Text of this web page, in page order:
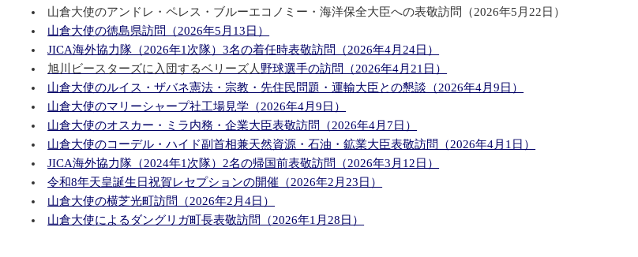
山倉大使のアンドレ・ペレス・ブルーエコノミー・海洋保全大臣への表敬訪問（2026年5月22日）
山倉大使の徳島県訪問（2026年5月13日）
JICA海外協力隊（2026年1次隊）3名の着任時表敬訪問（2026年4月24日）
旭川ビースターズに入団するベリーズ人 野球選手の訪問（2026年4月21日）
山倉大使のルイス・ザバネ憲法・宗教・先住民問題・運輸大臣との懇談（2026年4月9日）
山倉大使のマリーシャープ社工場見学（2026年4月9日）
山倉大使のオスカー・ミラ内務・企業大臣表敬訪問（2026年4月7日）
山倉大使のコーデル・ハイド副首相兼天然資源・石油・鉱業大臣表敬訪問（2026年4月1日）
JICA海外協力隊（2024年1次隊）2名の帰国前表敬訪問（2026年3月12日）
令和8年天皇誕生日祝賀レセプションの開催（2026年2月23日）
山倉大使の横芝光町訪問（2026年2月4日）
山倉大使によるダングリガ町長表敬訪問（2026年1月28日）